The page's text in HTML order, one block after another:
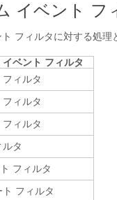
イベント フ
フィルタに対する処理
ベント フィルタ
ィルタ
ィルタ
ィルタ
タ
フィルタ
フィルタ